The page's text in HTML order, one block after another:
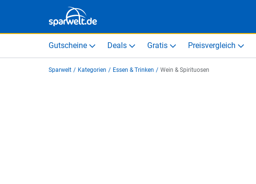
Gutscheine Deals Gratis Preisvergleich
Sparwelt / Kategorien / Essen & Trinken / Wein & Spirituosen